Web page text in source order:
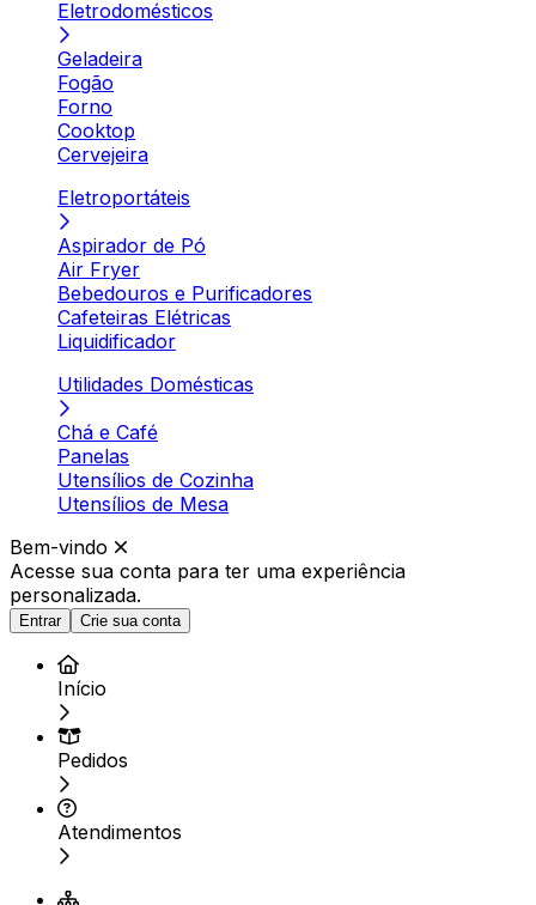
Eletrodomésticos
Geladeira
Fogão
Forno
Cooktop
Cervejeira
Eletroportáteis
Aspirador de Pó
Air Fryer
Bebedouros e Purificadores
Cafeteiras Elétricas
Liquidificador
Utilidades Domésticas
Chá e Café
Panelas
Utensílios de Cozinha
Utensílios de Mesa
Bem-vindo
Acesse sua conta para ter uma experiência
personalizada.
Entrar Crie sua conta
Início
Pedidos
Atendimentos